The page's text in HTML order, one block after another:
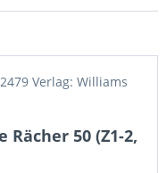
Verlag: Williams
50 (Z1-2,